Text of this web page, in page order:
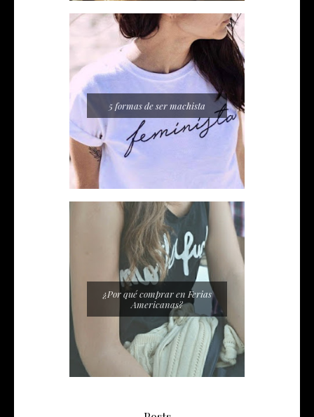
5 formas de ser machista
¿Por qué comprar en Ferias
Americanas?